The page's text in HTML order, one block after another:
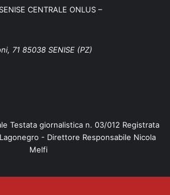
CENTRALE ONLUS –
71 85038 SENISE (PZ)
Testata giornalistica n. 03/012 Registrata
- Direttore Responsabile Nicola
Melfi